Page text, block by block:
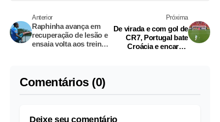
Anterior
Raphinha avança em
recuperação de lesão e
ensaia volta aos treinos
Próxima
De virada e com gol de
CR7, Portugal bate
Croácia e encara a
Comentários (0)
Deixe seu comentário